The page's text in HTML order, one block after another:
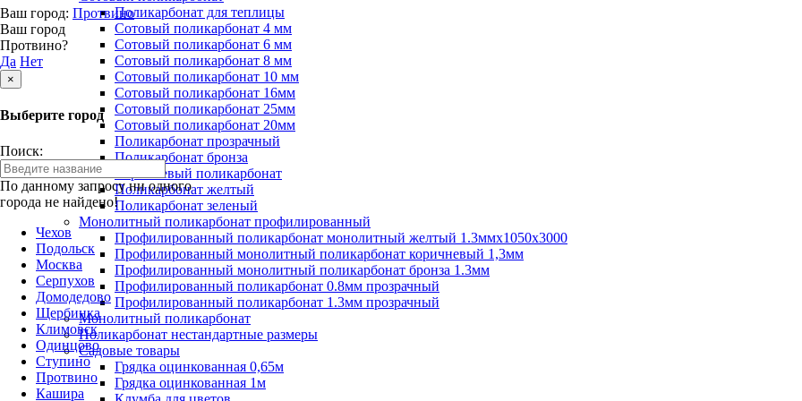
Ваш город: Протвино
Ваш город
Протвино?
Да Нет
×
Выберите город
Поиск:
По данному запросу ни одного
города не найдено!
Чехов
Подольск
Москва
Серпухов
Домодедово
Щербинка
Климовск
Одинцово
Ступино
Протвино
Кашира
Поликарбонат для теплицы
Сотовый поликарбонат 4 мм
Сотовый поликарбонат 6 мм
Сотовый поликарбонат 8 мм
Сотовый поликарбонат 10 мм
Сотовый поликарбонат 16мм
Сотовый поликарбонат 25мм
Сотовый поликарбонат 20мм
Поликарбонат прозрачный
Поликарбонат бронза
Коричневый поликарбонат
Поликарбонат желтый
Поликарбонат зеленый
Монолитный поликарбонат профилированный
Профилированный поликарбонат монолитный желтый 1.3ммх1050х3000
Профилированный монолитный поликарбонат коричневый 1,3мм
Профилированный монолитный поликарбонат бронза 1.3мм
Профилированный поликарбонат 0.8мм прозрачный
Профилированный поликарбонат 1.3мм прозрачный
Монолитный поликарбонат
Поликарбонат нестандартные размеры
Садовые товары
Грядка оцинкованная 0,65м
Грядка оцинкованная 1м